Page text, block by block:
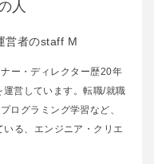
人
ー・ディレクター歴20年
営しています。転職/就職
ログラミング学習など、
いる、エンジニア・クリエ